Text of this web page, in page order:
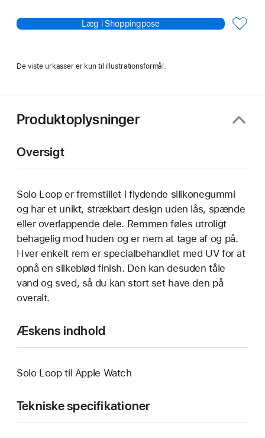
Læg i Shoppingpose
De viste urkasser er kun til illustrationsformål.
Produktoplysninger
Oversigt
Solo Loop er fremstillet i flydende silikonegummi
og har et unikt, strækbart design uden lås, spænde
eller overlappende dele. Remmen føles utroligt
behagelig mod huden og er nem at tage af og på.
Hver enkelt rem er specialbehandlet med UV for at
opnå en silkeblød finish. Den kan desuden tåle
vand og sved, så du kan stort set have den på
overalt.
Æskens indhold
Solo Loop til Apple Watch
Tekniske specifikationer